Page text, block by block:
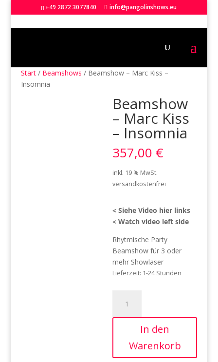
+49 2872 3077840 info@pangolinshows.eu
Start/ Beamshows / Beamshow – Marc Kiss –
Insomnia
Beamshow
– Marc Kiss
– Insomnia
357,00 €
inkl. 19 % MwSt.
versandkostenfrei
< Siehe Video hier links
< Watch video left side
Rhytmische Party
Beamshow für 3 oder
mehr Showlaser
Lieferzeit: 1-24 Stunden
Marc
Insomnia
In den
Warenkorb